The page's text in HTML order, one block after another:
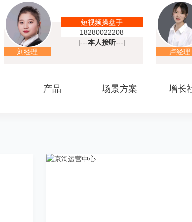
刘经理
短视频操盘手
18280022208
|---本人接听---|
卢经理
产品 场景方案 增长